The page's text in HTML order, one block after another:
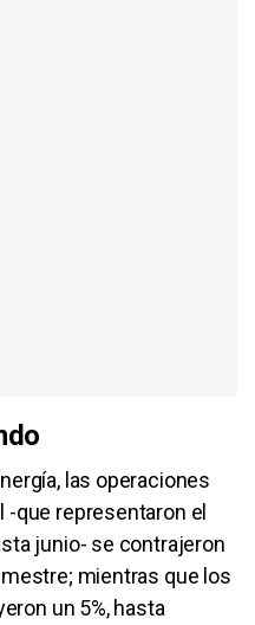
las operaciones
que representaron el
junio- se contrajeron
mientras que los
un 5%, hasta